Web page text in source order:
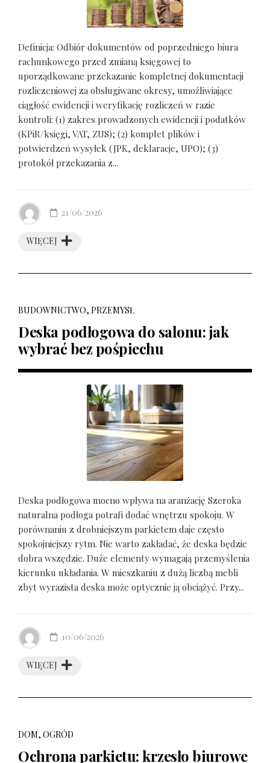
Definicja: Odbiór dokumentów od poprzedniego biura
rachunkowego przed zmianą księgowej to
uporządkowane przekazanie kompletnej dokumentacji
rozliczeniowej za obsługiwane okresy, umożliwiające
ciągłość ewidencji i weryfikację rozliczeń w razie
kontroli: (1) zakres prowadzonych ewidencji i podatków
(KPiR/księgi, VAT, ZUS); (2) komplet plików i
potwierdzeń wysyłek (JPK, deklaracje, UPO); (3)
protokół przekazania z...
WIĘCEJ
21/06/2026
BUDOWNICTWO, PRZEMYSŁ
Deska podłogowa do salonu: jak
wybrać bez pośpiechu
Deska podłogowa mocno wpływa na aranżację Szeroka
naturalna podłoga potrafi dodać wnętrzu spokoju. W
porównaniu z drobniejszym parkietem daje często
spokojniejszy rytm. Nie warto zakładać, że deska będzie
dobra wszędzie. Duże elementy wymagają przemyślenia
kierunku układania. W mieszkaniu z dużą liczbą mebli
zbyt wyrazista deska może optycznie ją obciążyć. Przy...
WIĘCEJ
10/06/2026
DOM, OGRÓD
Ochrona parkietu: krzesło biurowe